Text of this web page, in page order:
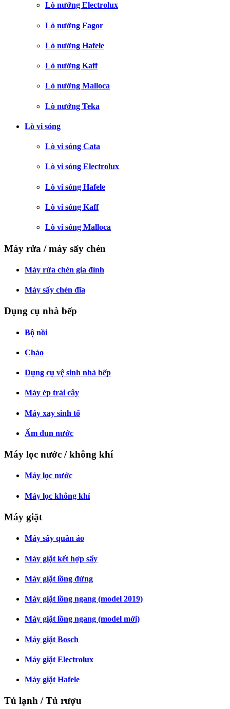
Lò nướng Electrolux
Lò nướng Fagor
Lò nướng Hafele
Lò nướng Kaff
Lò nướng Malloca
Lò nướng Teka
Lò vi sóng
Lò vi sóng Cata
Lò vi sóng Electrolux
Lò vi sóng Hafele
Lò vi sóng Kaff
Lò vi sóng Malloca
Máy rửa / máy sấy chén
Máy rửa chén gia đình
Máy sấy chén đĩa
Dụng cụ nhà bếp
Bộ nồi
Chảo
Dụng cụ vệ sinh nhà bếp
Máy ép trái cây
Máy xay sinh tố
Ấm đun nước
Máy lọc nước / không khí
Máy lọc nước
Máy lọc không khí
Máy giặt
Máy sấy quần áo
Máy giặt kết hợp sấy
Máy giặt lồng đứng
Máy giặt lồng ngang (model 2019)
Máy giặt lồng ngang (model mới)
Máy giặt Bosch
Máy giặt Electrolux
Máy giặt Hafele
Tủ lạnh / Tủ rượu